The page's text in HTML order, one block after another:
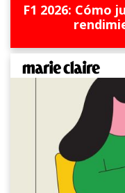
F1 2026: Cómo